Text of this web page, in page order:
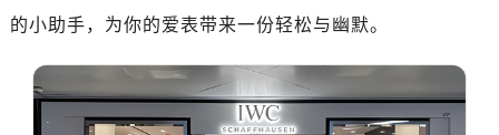
的小助手，为你的爱表带来一份轻松与幽默。